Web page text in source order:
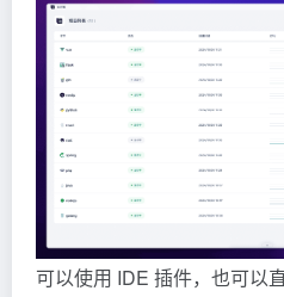
可以使用 IDE 插件，也可以